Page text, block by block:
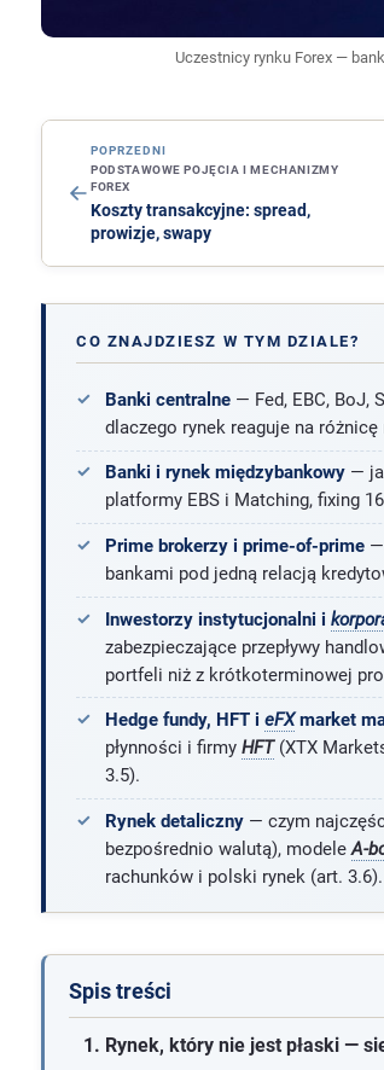
Uczestnicy rynku Forex —
POPRZEDNI
PODSTAWOWE POJĘCIA I MECHANIZMY
FOREX
Koszty transakcyjne: spread,
prowizje, swapy
CO ZNAJDZIESZ W TYM DZIALE?
Banki centralne— Fed, EBC, BoJ,
dlaczego rynek reaguje na
Banki i rynek międzybankowy—
platformy EBS i Matching, fixing
Prime brokerzy i prime-of-prime—
bankami pod jedną relacją
Inwestorzy instytucjonalni i
zabezpieczające przepływy
portfeli niż z krótkoterminowej
Hedge fundy, HFT i eFXmarket
płynności i firmy HFT(XTX
3.5).
Rynek detaliczny— czym
bezpośrednio walutą), modeleA-
rachunków i polski rynek (art. 3.6).
Spis treści
1. Rynek, który nie jest płaski —